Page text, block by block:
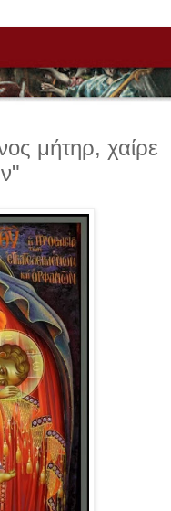
μήτηρ, χαίρε